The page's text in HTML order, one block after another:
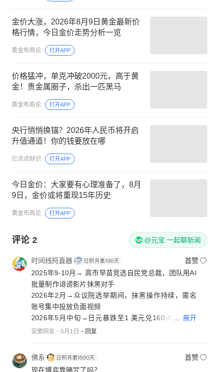
金价大涨，2026年8月9日黄金最新价
格行情，今日金价走势分析一览
黄金布局论 打开APP
价格猛冲，单克冲破2000元，高于黄
金！贵金属圈子，杀出一匹黑马
黄金布局论 打开APP
央行悄悄换锚？2026年人民币将开启
升值通道！你的钱要放在哪
亿点点财识 打开APP
今日金价：大家要有心理准备了，8月
9日，金价或将重现15年历史
黄金布局论 打开APP
评论 2 @元宝 一起聊新闻
时间线捋直器
首赞
2025年9-10月→ 高市早苗竞选自民党总裁，团队用AI
批量制作诽谤影片抹黑对手
2026年2月→众议院选举期间，抹黑操作持续，匿名
账号集中投放负面视频
2026年5月中旬→日元暴跌至1 美元兑160.45日元，
触及官方干预红线
率创二十余年新高，债市崩盘
2026年5月26日→《周刊文春曝光67封证据邮件》，
展开
安徽网友 6月1日 回复
佛系
首赞
现在博弈靠赌咒了吗？